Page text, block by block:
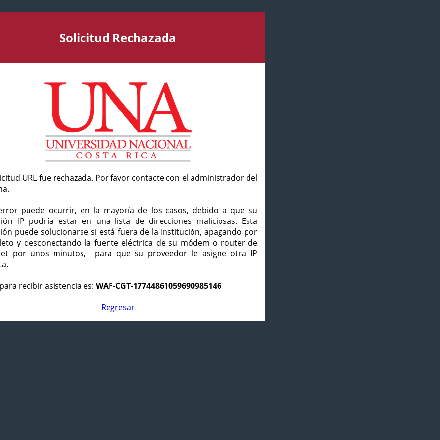
Solicitud Rechazada
URL fue rechazada. Por favor contacte con el administrador del
puede ocurrir, en la mayoría de los casos, debido a que su
IP podría estar en una lista de direcciones maliciosas. Esta
puede solucionarse si está fuera de la Institución, apagando por
y desconectando la fuente eléctrica de su módem o router de
por unos minutos, para que su proveedor le asigne otra IP
recibir asistencia es: WAF-CGT-17744861059690985146
Regresar